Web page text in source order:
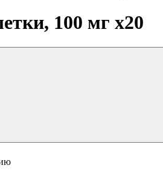
100 мг x20